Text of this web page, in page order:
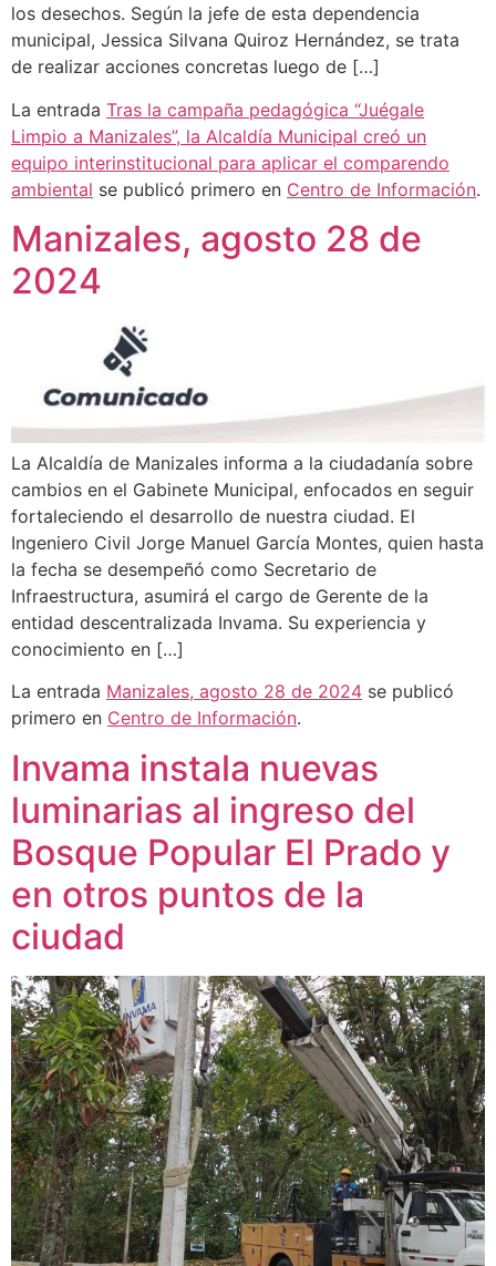
los desechos. Según la jefe de esta dependencia
municipal, Jessica Silvana Quiroz Hernández, se trata
de realizar acciones concretas luego de […]
La entrada Tras la campaña pedagógica “Juégale
Limpio a Manizales”, la Alcaldía Municipal creó un
equipo interinstitucional para aplicar el comparendo
ambiental se publicó primero en Centro de Información.
Manizales, agosto 28 de
2024
La Alcaldía de Manizales informa a la ciudadanía sobre
cambios en el Gabinete Municipal, enfocados en seguir
fortaleciendo el desarrollo de nuestra ciudad. El
Ingeniero Civil Jorge Manuel García Montes, quien hasta
la fecha se desempeñó como Secretario de
Infraestructura, asumirá el cargo de Gerente de la
entidad descentralizada Invama. Su experiencia y
conocimiento en […]
La entrada Manizales, agosto 28 de 2024 se publicó
primero en Centro de Información.
Invama instala nuevas
luminarias al ingreso del
Bosque Popular El Prado y
en otros puntos de la
ciudad